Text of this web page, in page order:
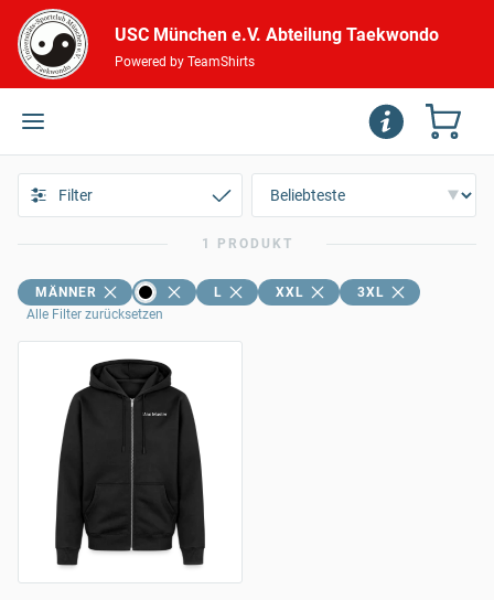
USC München e.V. Abteilung Taekwondo
Powered by TeamShirts
Filter
1 PRODUKT
MÄNNER L XXL
3XL
Alle Filter zurücksetzen